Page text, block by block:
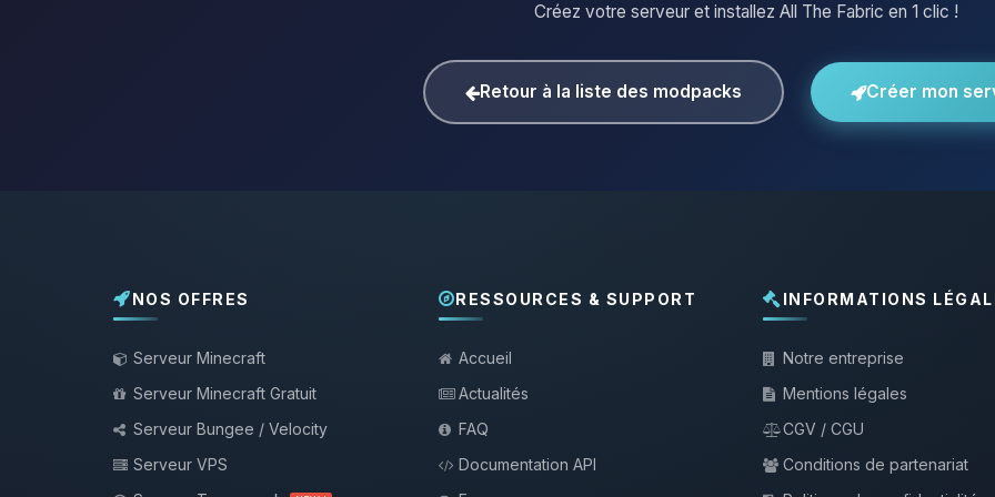
Créez votre serveur et installez All The Fabric en 1 clic !
Retour à la liste des modpacks Créer mon
NOS OFFRES
Serveur Minecraft
Serveur Minecraft Gratuit
Serveur Bungee / Velocity
Serveur VPS
RESSOURCES & SUPPORT
Accueil
Actualités
FAQ
Documentation API
INFORMATIONS
Notre entreprise
Mentions légales
CGV / CGU
Conditions de partenariat